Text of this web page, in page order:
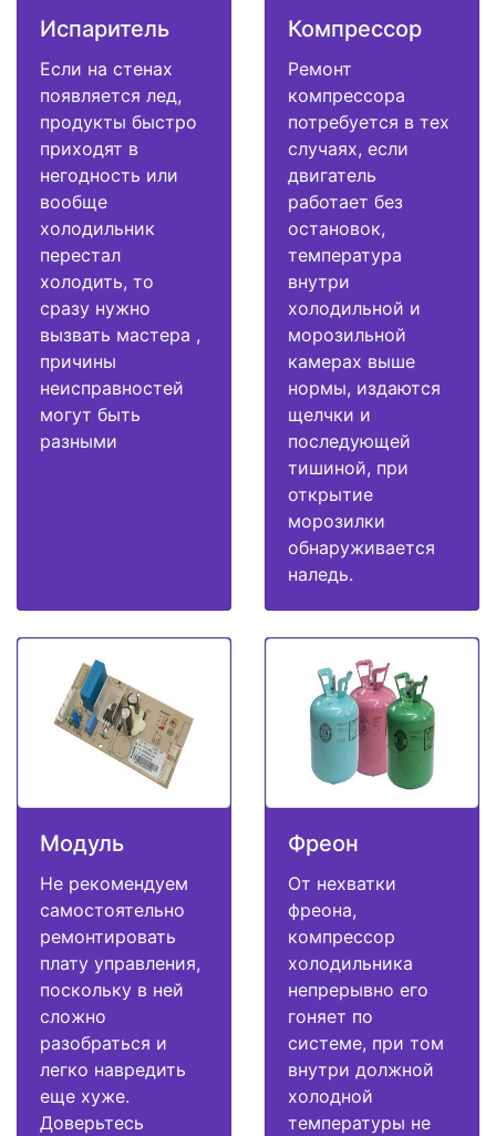
Испаритель
Если на стенах
появляется лед,
продукты быстро
приходят в
негодность или
вообще
холодильник
перестал
холодить, то
сразу нужно
вызвать мастера ,
причины
неисправностей
могут быть
разными
Компрессор
Ремонт
компрессора
потребуется в тех
случаях, если
двигатель
работает без
остановок,
температура
внутри
холодильной и
морозильной
камерах выше
нормы, издаются
щелчки и
последующей
тишиной, при
открытие
морозилки
обнаруживается
наледь.
Модуль
Не рекомендуем
самостоятельно
ремонтировать
плату управления,
поскольку в ней
сложно
разобраться и
легко навредить
еще хуже.
Доверьтесь
Фреон
От нехватки
фреона,
компрессор
холодильника
непрерывно его
гоняет по
системе, при том
внутри должной
холодной
температуры не